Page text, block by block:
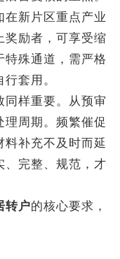
新片区重点产业
奖励者，可享受缩
特殊通道，需严格
套用。
样重要。从预审
周期。频繁催促
料补充不及时而延
、完整、规范，才
转户的核心要求，